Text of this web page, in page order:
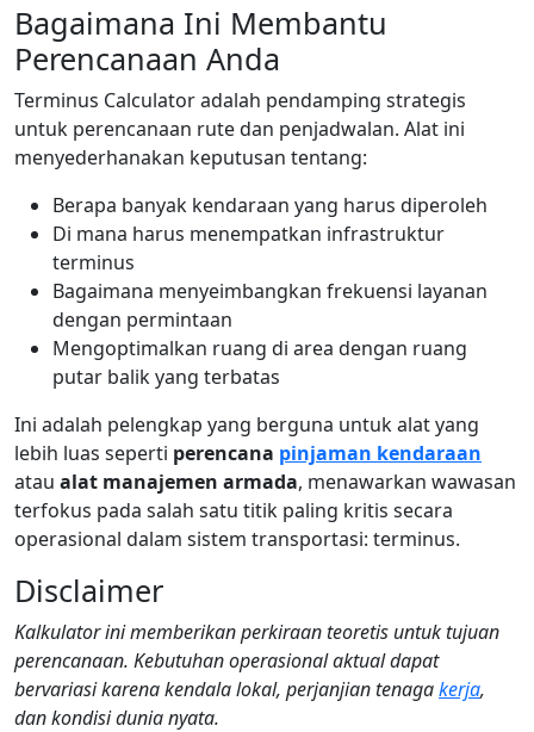
Bagaimana Ini Membantu
Perencanaan Anda
Terminus Calculator adalah pendamping strategis
untuk perencanaan rute dan penjadwalan. Alat ini
menyederhanakan keputusan tentang:
Berapa banyak kendaraan yang harus diperoleh
Di mana harus menempatkan infrastruktur
terminus
Bagaimana menyeimbangkan frekuensi layanan
dengan permintaan
Mengoptimalkan ruang di area dengan ruang
putar balik yang terbatas
Ini adalah pelengkap yang berguna untuk alat yang
lebih luas seperti perencana pinjaman kendaraan
atau alat manajemen armada, menawarkan wawasan
terfokus pada salah satu titik paling kritis secara
operasional dalam sistem transportasi: terminus.
Disclaimer
Kalkulator ini memberikan perkiraan teoretis untuk tujuan
perencanaan. Kebutuhan operasional aktual dapat
bervariasi karena kendala lokal, perjanjian tenagakerja,
dan kondisi dunia nyata.